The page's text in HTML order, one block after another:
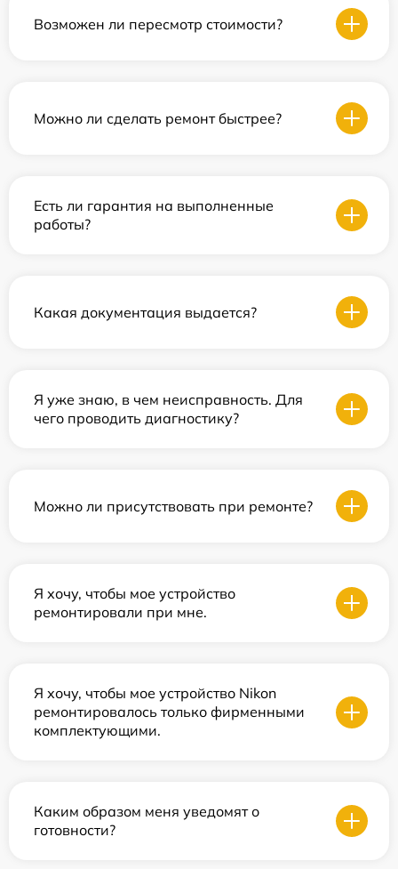
Возможен ли пересмотр стоимости?
Можно ли сделать ремонт быстрее?
Есть ли гарантия на выполненные
работы?
Какая документация выдается?
Я уже знаю, в чем неисправность. Для
чего проводить диагностику?
Можно ли присутствовать при ремонте?
Я хочу, чтобы мое устройство
ремонтировали при мне.
Я хочу, чтобы мое устройство Nikon
ремонтировалось только фирменными
комплектующими.
Каким образом меня уведомят о
готовности?